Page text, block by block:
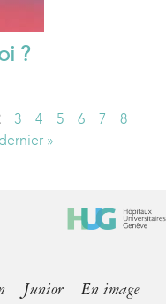
?
3 4 5 6 7
8
dernier »
Junior
En image